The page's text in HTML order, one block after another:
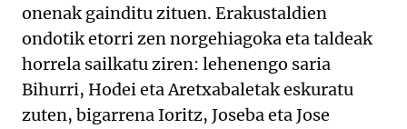
onenak gainditu zituen. Erakustaldien
ondotik etorri zen norgehiagoka eta taldeak
horrela sailkatu ziren: lehenengo saria
Bihurri, Hodei eta Aretxabaletak eskuratu
zuten, bigarrena Ioritz, Joseba eta Jose